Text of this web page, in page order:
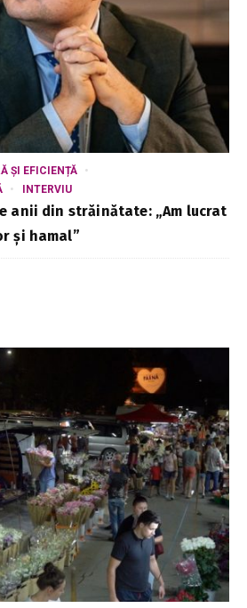
ȘI EFICIENȚĂ
INTERVIU
anii din străinătate: „Am lucrat
și hamal”